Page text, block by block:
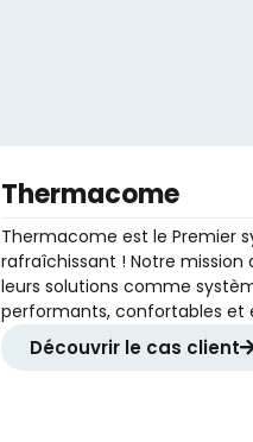
Thermacome
Thermacome est le Premier
rafraîchissant ! Notre
leurs solutions comme
performants, confortables et
Découvrir le cas client